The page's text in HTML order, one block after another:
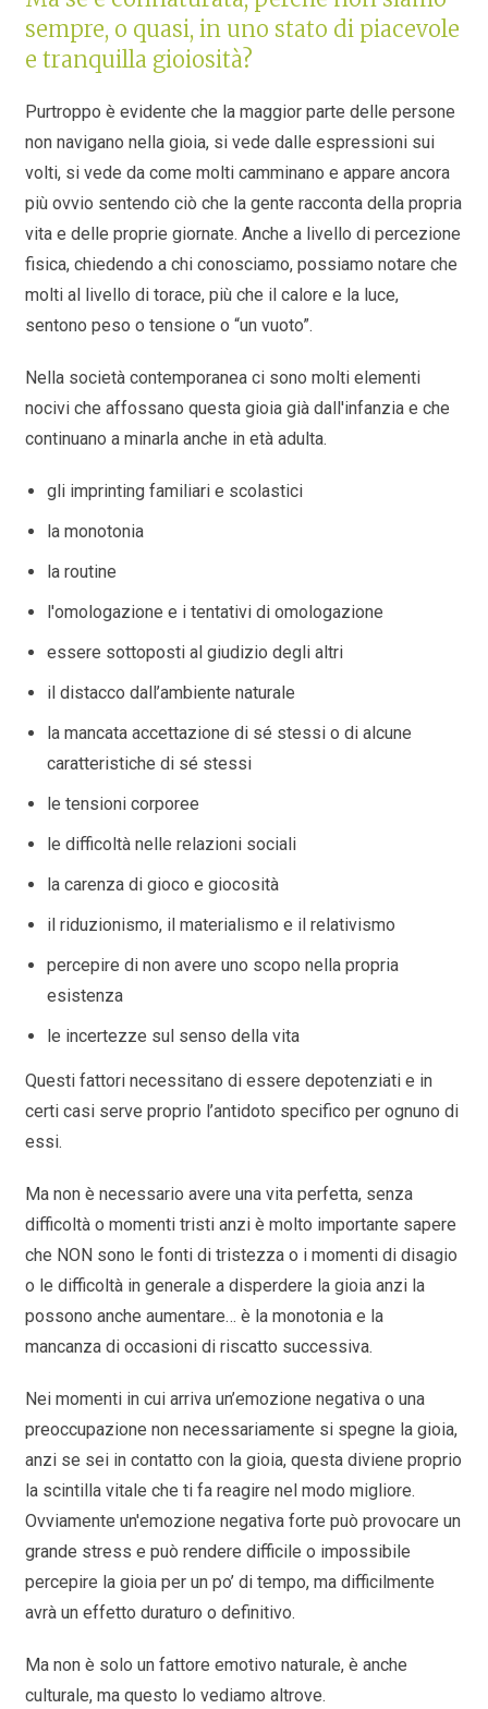
sempre, o quasi, in uno stato di piacevole
e tranquilla gioiosità?
Purtroppo è evidente che la maggior parte delle persone
non navigano nella gioia, si vede dalle espressioni sui
volti, si vede da come molti camminano e appare ancora
più ovvio sentendo ciò che la gente racconta della propria
vita e delle proprie giornate. Anche a livello di percezione
fisica, chiedendo a chi conosciamo, possiamo notare che
molti al livello di torace, più che il calore e la luce,
sentono peso o tensione o “un vuoto”.
Nella società contemporanea ci sono molti elementi
nocivi che affossano questa gioia già dall'infanzia e che
continuano a minarla anche in età adulta.
gli imprinting familiari e scolastici
la monotonia
la routine
l'omologazione e i tentativi di omologazione
essere sottoposti al giudizio degli altri
il distacco dall’ambiente naturale
la mancata accettazione di sé stessi o di alcune
caratteristiche di sé stessi
le tensioni corporee
le difficoltà nelle relazioni sociali
la carenza di gioco e giocosità
il riduzionismo, il materialismo e il relativismo
percepire di non avere uno scopo nella propria
esistenza
le incertezze sul senso della vita
Questi fattori necessitano di essere depotenziati e in
certi casi serve proprio l’antidoto specifico per ognuno di
essi.
Ma non è necessario avere una vita perfetta, senza
difficoltà o momenti tristi anzi è molto importante sapere
che NON sono le fonti di tristezza o i momenti di disagio
o le difficoltà in generale a disperdere la gioia anzi la
possono anche aumentare… è la monotonia e la
mancanza di occasioni di riscatto successiva.
Nei momenti in cui arriva un’emozione negativa o una
preoccupazione non necessariamente si spegne la gioia,
anzi se sei in contatto con la gioia, questa diviene proprio
la scintilla vitale che ti fa reagire nel modo migliore.
Ovviamente un'emozione negativa forte può provocare un
grande stress e può rendere difficile o impossibile
percepire la gioia per un po’ di tempo, ma difficilmente
avrà un effetto duraturo o definitivo.
Ma non è solo un fattore emotivo naturale, è anche
culturale, ma questo lo vediamo altrove.